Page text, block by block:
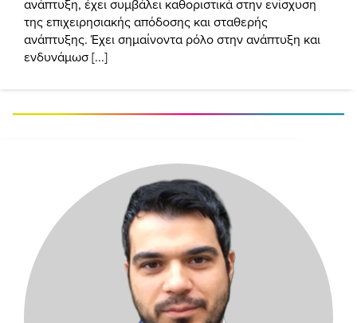
ανάπτυξη, έχει συμβάλει καθοριστικά στην ενίσχυση
της επιχειρησιακής απόδοσης και σταθερής
ανάπτυξης. Έχει σημαίνοντα ρόλο στην ανάπτυξη και
ενδυνάμωσ [...]